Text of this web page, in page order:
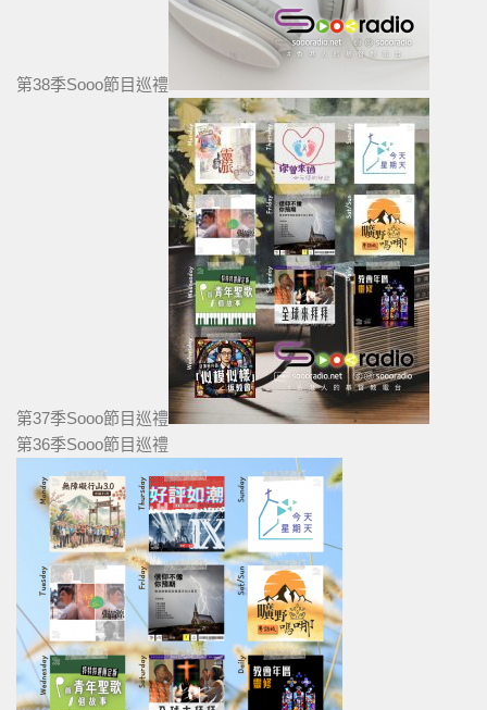
第38季Sooo節目巡禮
第37季Sooo節目巡禮
第36季Sooo節目巡禮